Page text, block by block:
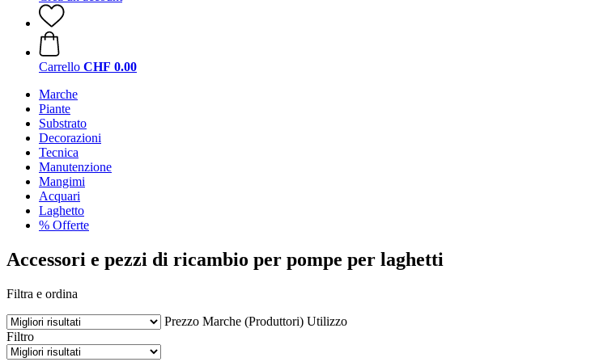
Carrello CHF 0.00
Marche
Piante
Substrato
Decorazioni
Tecnica
Manutenzione
Mangimi
Acquari
Laghetto
% Offerte
Accessori e pezzi di ricambio per pompe per laghetti
Filtra e ordina
Prezzo Marche (Produttori) Utilizzo
Filtro